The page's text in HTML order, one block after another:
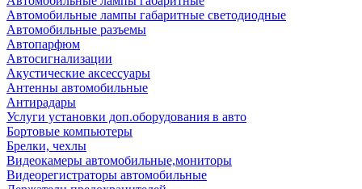
Автомобильные лампы габаритные светодиодные
Автомобильные разъемы
Автопарфюм
Автосигнализации
Акустические аксессуары
Антенны автомобильные
Антирадары
Услуги установки доп.оборудования в авто
Бортовые компьютеры
Брелки, чехлы
Видеокамеры автомобильные,мониторы
Видеорегистраторы автомобильные